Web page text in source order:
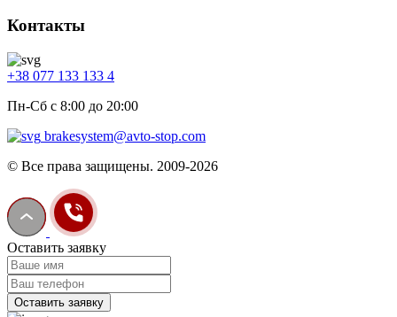
Контакты
+38 077 133 133 4
Пн-Сб с 8:00 до 20:00
brakesystem@avto-stop.com
© Все права защищены. 2009-2026
Оставить заявку
Оставить заявку